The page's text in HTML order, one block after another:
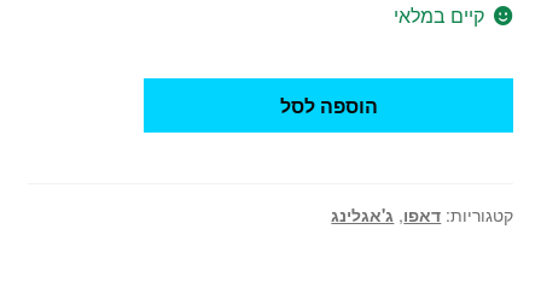
קיים במלאי
-
הוספה לסל
קטגוריות: דאפו, ג'אגלינג